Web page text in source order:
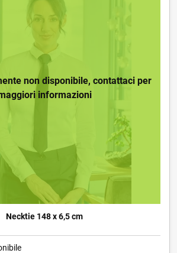
non disponibile, contattaci per
informazioni
Necktie 148 x 6,5 cm